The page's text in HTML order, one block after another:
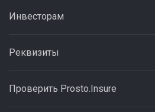
Инвесторам
Реквизиты
Проверить Prosto.Insure